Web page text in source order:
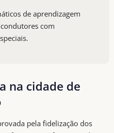
de aprendizagem
com
na cidade de
pela fidelização dos